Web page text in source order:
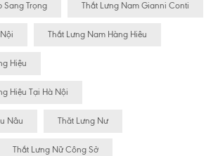
Sang Trọng Thắt Lưng Nam Gianni Conti
Thắt Lưng Nam Hàng Hiêu
Hiệu
Hiệu Tại Hà Nội
Nâu Thăt Lưng Nư
Thắt Lưng Nữ Công Sở